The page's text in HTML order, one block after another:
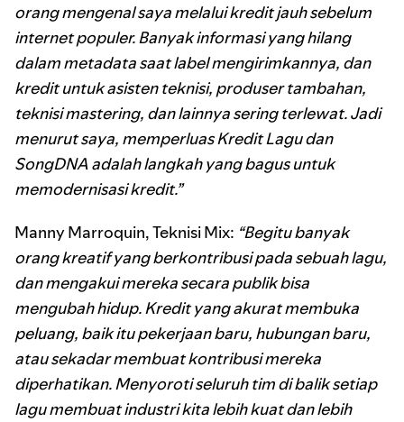
orang mengenal saya melalui kredit jauh sebelum
internet populer. Banyak informasi yang hilang
dalam metadata saat label mengirimkannya, dan
kredit untuk asisten teknisi, produser tambahan,
teknisi mastering, dan lainnya sering terlewat. Jadi
menurut saya, memperluas Kredit Lagu dan
SongDNA adalah langkah yang bagus untuk
memodernisasi kredit.”
Manny Marroquin, Teknisi Mix: “Begitu banyak
orang kreatif yang berkontribusi pada sebuah lagu,
dan mengakui mereka secara publik bisa
mengubah hidup. Kredit yang akurat membuka
peluang, baik itu pekerjaan baru, hubungan baru,
atau sekadar membuat kontribusi mereka
diperhatikan. Menyoroti seluruh tim di balik setiap
lagu membuat industri kita lebih kuat dan lebih